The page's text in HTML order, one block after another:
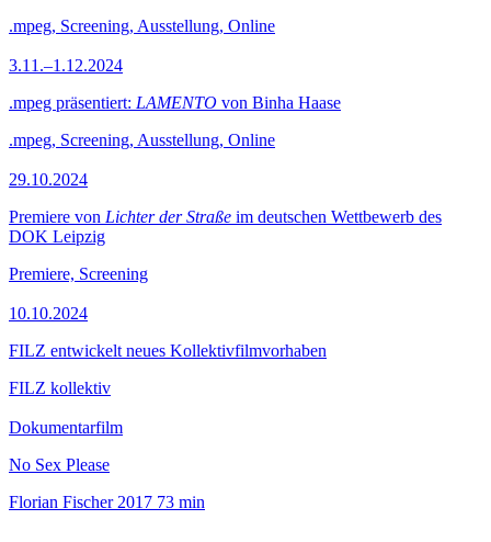
.mpeg, Screening, Ausstellung, Online
3.11.–1.12.2024
.mpeg präsentiert: LAMENTO von Binha Haase
.mpeg, Screening, Ausstellung, Online
29.10.2024
Premiere von Lichter der Straße im deutschen Wettbewerb des
DOK Leipzig
Premiere, Screening
10.10.2024
FILZ entwickelt neues Kollektivfilmvorhaben
FILZ kollektiv
Dokumentarfilm
No Sex Please
Florian Fischer 2017 73 min